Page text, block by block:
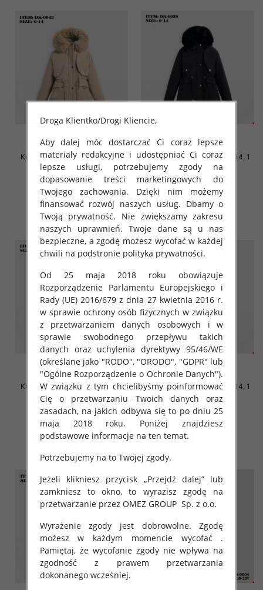
Kurtka dziewczęca Roz 6-14, 1
kolor Paczka 5 szt
72.00 zł
szczegóły
Kurtka dziewczęca Roz 6-14, 1
kolor Paczka 5 szt
72.00 zł
szczegóły
Kurtka dziewczęca Roz 6-14, 1
kolor Paczka 5 szt
72.00 zł
szczegóły
Kurtka dziewczęca Roz 6-14, 1
kolor Paczka 5 szt
72.00 zł
szczegóły
Droga Klientko/Drogi Kliencie,
Aby dalej móc dostarczać Ci coraz lepsze
materiały redakcyjne i udostępniać Ci coraz
lepsze usługi, potrzebujemy zgody na
dopasowanie treści marketingowych do
Twojego zachowania. Dzięki nim możemy
finansować rozwój naszych usług. Dbamy o
Twoją prywatność. Nie zwiększamy zakresu
naszych uprawnień. Twoje dane są u nas
bezpieczne, a zgodę możesz wycofać w każdej
chwili na podstronie polityka prywatności.
Od 25 maja 2018 roku obowiązuje
Rozporządzenie Parlamentu Europejskiego i
Rady (UE) 2016/679 z dnia 27 kwietnia 2016 r.
w sprawie ochrony osób fizycznych w związku
z przetwarzaniem danych osobowych i w
sprawie swobodnego przepływu takich
danych oraz uchylenia dyrektywy 95/46/WE
(określane jako "RODO", "ORODO", "GDPR" lub
"Ogólne Rozporządzenie o Ochronie Danych").
W związku z tym chcielibyśmy poinformować
Cię o przetwarzaniu Twoich danych oraz
zasadach, na jakich odbywa się to po dniu 25
maja 2018 roku. Poniżej znajdziesz
podstawowe informacje na ten temat.
Potrzebujemy na to Twojej zgody.
Jeżeli klikniesz przycisk „Przejdź dalej” lub
zamkniesz to okno, to wyrazisz zgodę na
przetwarzanie przez OMEZ GROUP Sp. z o.o.
Wyrażenie zgody jest dobrowolne. Zgodę
możesz w każdym momencie wycofać .
Pamiętaj, że wycofanie zgody nie wpływa na
zgodność z prawem przetwarzania
dokonanego wcześniej.